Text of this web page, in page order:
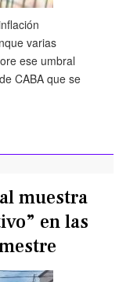
varias
ese umbral
CABA que se
muestra
en las